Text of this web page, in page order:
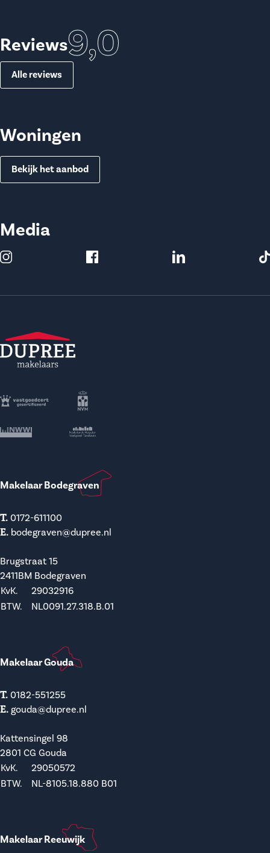
Reviews9,0
Alle reviews
Woningen
Bekijk het aanbod
Media
Makelaar Bodegraven
T. 0172-611100
E. bodegraven@dupree.nl
Brugstraat 15
2411BM Bodegraven
KvK.
29032916
BTW.
NL0091.27.318.B.01
Makelaar Gouda
T. 0182-551255
E. gouda@dupree.nl
Kattensingel 98
2801 CG Gouda
KvK.
29050572
BTW.
NL-8105.18.880 B01
Makelaar Reeuwijk